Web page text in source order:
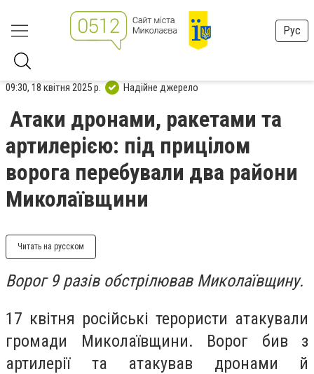
Рус
09:30, 18 квітня 2025 р. Надійне джерело
Атаки дронами, ракетами та
артилерією: під прицілом
ворога перебували два райони
Миколаївщини
Читать на русском
Ворог 9 разів обстрілював Миколаївщину.
17 квітня російські терористи атакували
громади Миколаївщини. Ворог бив з
артилерії та атакував дронами й